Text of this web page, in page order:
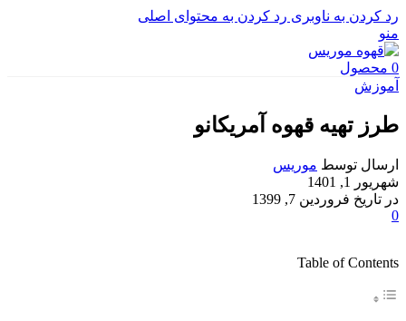
رد کردن به ناوبری رد کردن به محتوای اصلی
منو
0 محصول
آموزش
طرز تهیه قهوه آمریکانو
ارسال توسط موریس
شهریور 1, 1401
در تاریخ فروردین 7, 1399
0
Table of Contents